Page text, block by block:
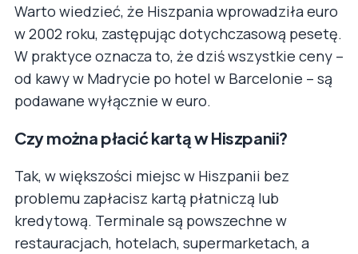
Warto wiedzieć, że Hiszpania wprowadziła euro
w 2002 roku, zastępując dotychczasową pesetę.
W praktyce oznacza to, że dziś wszystkie ceny –
od kawy w Madrycie po hotel w Barcelonie – są
podawane wyłącznie w euro.
Czy można płacić kartą w Hiszpanii?
Tak, w większości miejsc w Hiszpanii bez
problemu zapłacisz kartą płatniczą lub
kredytową. Terminale są powszechne w
restauracjach, hotelach, supermarketach, a